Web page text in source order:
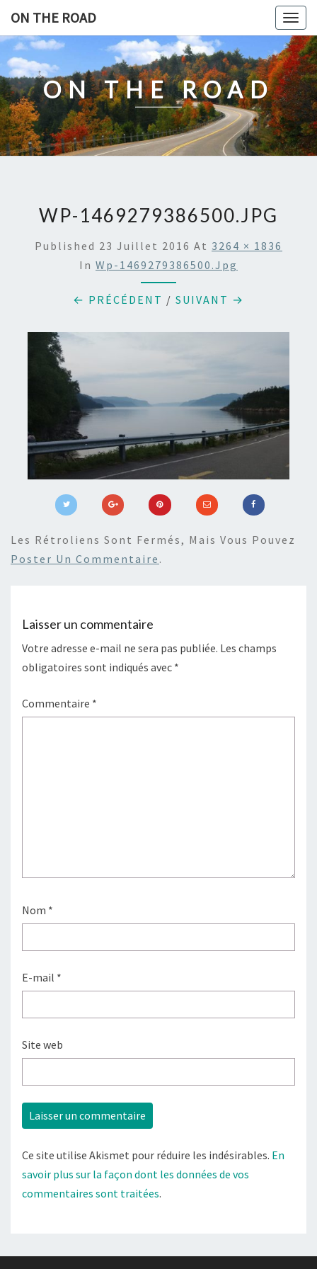
content
ON THE ROAD
ON THE ROAD
WP-1469279386500.JPG
Published 23 Juillet 2016 At 3264 × 1836
In Wp-1469279386500.jpg
← PRÉCÉDENT / SUIVANT →
Les Rétroliens Sont Fermés, Mais Vous Pouvez
Poster Un Commentaire .
Laisser un commentaire
Votre adresse e-mail ne sera pas publiée. Les champs
obligatoires sont indiqués avec *
Commentaire *
Nom *
E-mail *
Site web
Ce site utilise Akismet pour réduire les indésirables. En
savoir plus sur la façon dont les données de vos
commentaires sont traitées.